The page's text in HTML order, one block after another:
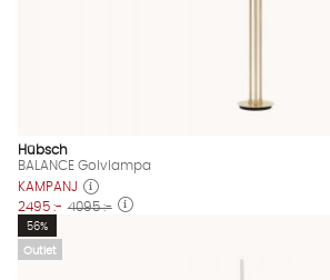
Hübsch
BALANCE Golvlampa
KAMPANJ
2495 :- 4095 :-
Outlet
56%